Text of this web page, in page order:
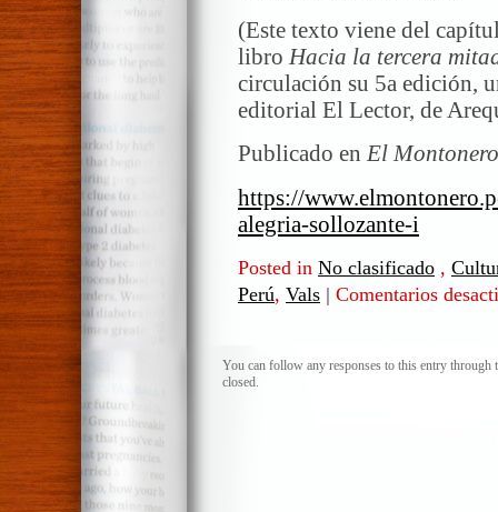
(Este texto viene del
libro Hacia la tercera
circulación su 5a edición,
editorial El Lector, de
Publicado en El
https://
alegria-sollozante-i
Posted in No clasificado ,
Perú, Vals | Comentarios
You can follow any responses to this entry through
closed.